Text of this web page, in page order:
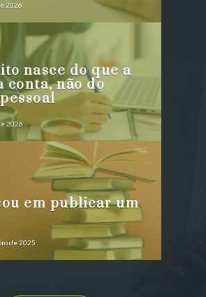
2026
legado, a dimensão
das decisões
da
assertiva na
de capas de livros
nasce do que a
conta, não do
2026
geral da boa
em publicar um
de 2025